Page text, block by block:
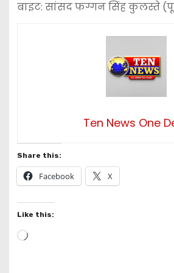
बाइट: सांसद फग्गन सिंह कुलस्ते
Ten News One
Share this:
Facebook X
Like this:
L